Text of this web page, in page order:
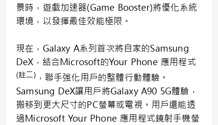
景時，遊戲加速器(Game Booster)將優化系統
環境，以發揮最佳效能極限。
現在，Galaxy A系列首次將自家的Samsung
DeX，結合Microsoft的Your Phone 應用程式
(註二) ，聯手強化用戶的整體行動體驗。
Samsung DeX讓用戶將Galaxy A90 5G體驗，
搬移到更大尺寸的PC螢幕或電視。用戶還能透
過Microsoft Your Phone 應用程式鏡射手機螢